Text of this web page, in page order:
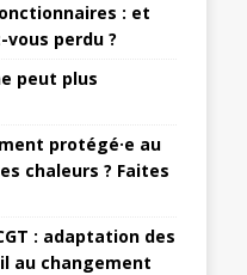
: et
perdu ?
peut plus
protégé·e au
chaleurs ? Faites
: adaptation des
au changement